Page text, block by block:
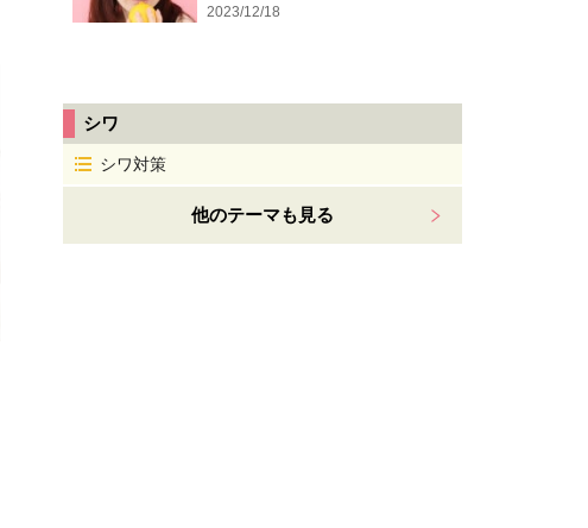
2023/12/18
シワ
シワ対策
他のテーマも見る